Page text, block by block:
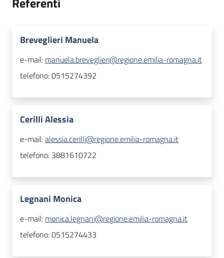
Breveglieri Manuela
e-mail: manuela.breveglieri@regione.emilia-romagna.it
telefono:0515274392
Cerilli Alessia
e-mail:alessia.cerilli@regione.emilia-romagna.it
telefono: 3881610722
Legnani Monica
e-mail: monica.legnani@regione.emilia-romagna.it
telefono:0515274433